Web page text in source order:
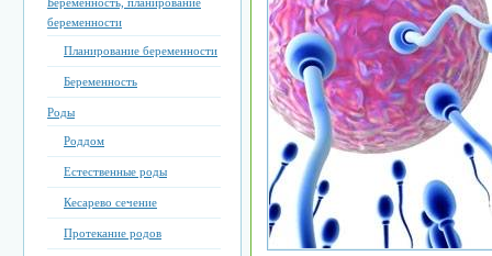
беременности
Планирование беременности
Беременность
Роды
Роддом
Естественные роды
Кесарево сечение
Протекание родов